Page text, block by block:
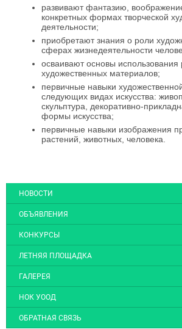
развивают фантазию,
конкретных формах творческой
деятельности;
приобретают знания о роли
сферах жизнедеятельности
осваивают основы использования
художественных материалов;
первичные навыки
следующих видах искусства:
скульптура, декоративно-
формы искусства;
первичные навыки изображения
растений, животных, человека.
НОВОСТИ
ОБЪЯВЛЕНИЯ
КОНКУРСЫ
ЛЕТНЯЯ ПЛОЩАДКА
ГАЛЕРЕЯ
НОК УООД
ОБРАТНАЯ СВЯЗЬ